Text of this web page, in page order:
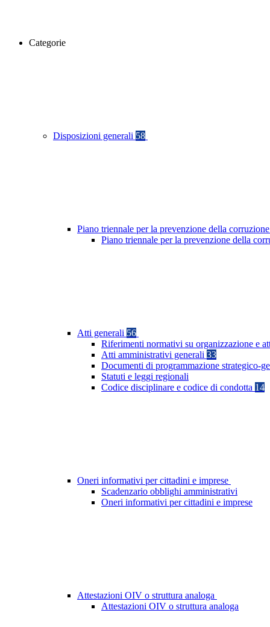
Categorie
Disposizioni generali 58
Piano triennale per la prevenzione della
Piano triennale per la prevenzione della
Atti generali 56
Riferimenti normativi su organizzazione e
Atti amministrativi generali 33
Documenti di programmazione strategico-
Statuti e leggi regionali
Codice disciplinare e codice di condotta 14
Oneri informativi per cittadini e imprese
Scadenzario obblighi amministrativi
Oneri informativi per cittadini e imprese
Attestazioni OIV o struttura analoga
Attestazioni OIV o struttura analoga